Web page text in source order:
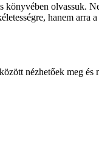
könyvében olvassuk.
hanem arra
nézhetőek meg és